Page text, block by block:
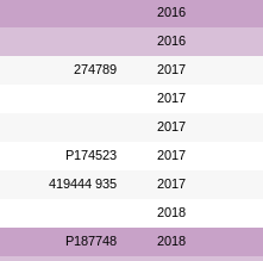
2016
2016
274789 2017
2017
2017
P174523 2017
419444 935 2017
2018
P187748 2018